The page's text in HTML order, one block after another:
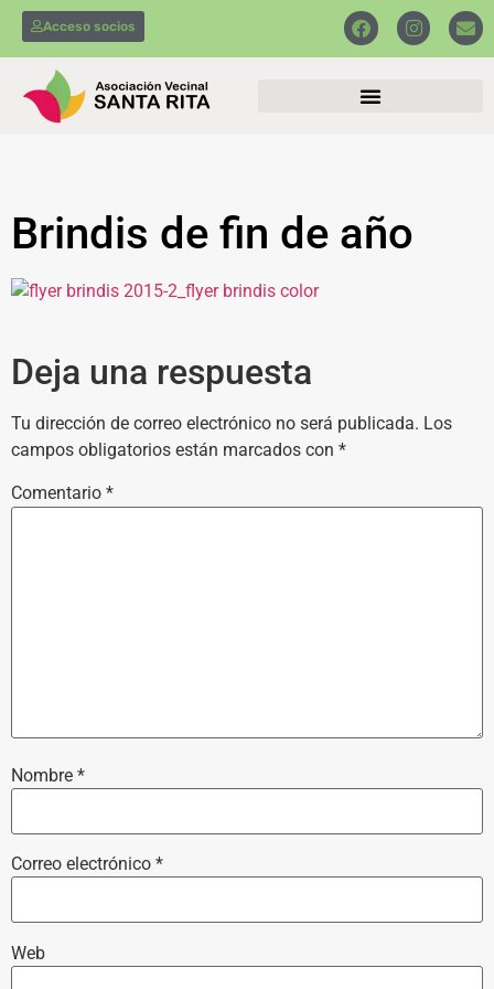
Acceso socios
Brindis de fin de año
Deja una respuesta
Tu dirección de correo electrónico no será publicada. Los
campos obligatorios están marcados con *
Comentario *
Nombre *
Correo electrónico *
Web